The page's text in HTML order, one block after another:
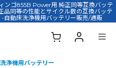
ンゴ855B Power用 純正同等互換バッテ
品同等の性能とサイクル数の互換バッテ
自動床洗浄機用バッテリー販売/通販
浄機用バッテリー